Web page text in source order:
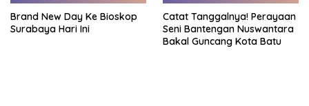
Brand New Day Ke Bioskop
Surabaya Hari Ini
Catat Tanggalnya! Perayaan
Seni Bantengan Nuswantara
Bakal Guncang Kota Batu